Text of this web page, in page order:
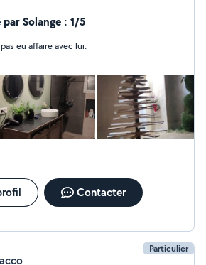
Solange : 1/5
eu affaire avec lui.
Contacter
Particulier